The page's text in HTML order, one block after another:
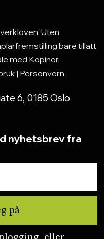
Uten
bare tillatt
med Kopinor.
| Personvern
6, 0185 Oslo
nyhetsbrev fra